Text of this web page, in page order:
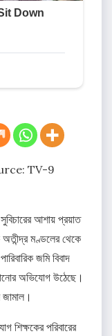
TV-9
আশায় প্রয়াত
মণ্ডলের থেকে
জমি বিবাদ
অভিযোগ উঠেছে।
শিক্ষকের পরিবারের